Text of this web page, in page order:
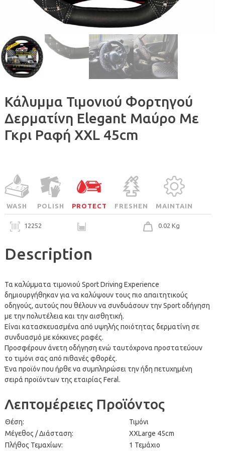
Κάλυμμα Τιμονιού Φορτηγού
Δερματίνη Elegant Μαύρο Με
Γκρι Ραφή ΧΧL 45cm
WASH POLISH PROTECT FRESHEN MAINTAIN
12252 0.02 Kg
Description
Τα καλύμματα τιμονιού Sport Driving Experience
δημιουργήθηκαν για να καλύψουν τους πιο απαιτητικούς
οδηγούς, αυτούς που θέλουν να συνδυάσουν την Sport οδήγηση
με την πολυτέλεια και την αισθητική.
Είναι κατασκευασμένα από υψηλής ποιότητας δερματίνη σε
συνδυασμό με κόκκινες ραφές.
Προσφέρουν άνετη οδήγηση ενώ ταυτόχρονα προστατεύουν
το τιμόνι σας από πιθανές φθορές.
Ένα προϊόν που ήρθε να συμπληρώσει την ήδη πετυχημένη
σειρά προϊόντων της εταιρίας Feral.
Λεπτομέρειες Προϊόντος
Θέση:
Τιμόνι
Μέγεθος / Διάσταση:
XXLarge 45cm
Πλήθος Τεμαχίων:
1 Τεμάχιο